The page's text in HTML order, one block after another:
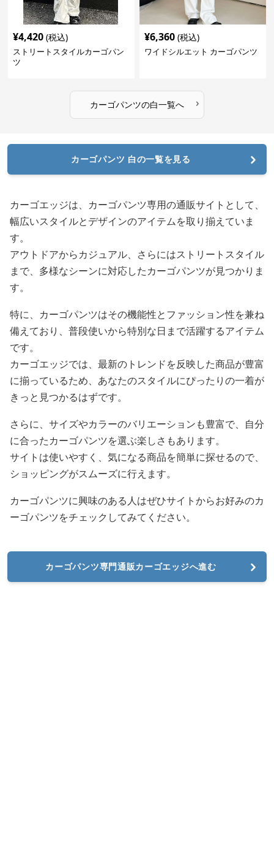
¥4,420 (税込)
ストリートスタイルカーゴパン
ツ
¥6,360 (税込)
ワイドシルエット カーゴパンツ
カーゴパンツの白一覧へ ›
カーゴパンツ 白の一覧を見る
カーゴエッジは、カーゴパンツ専用の通販サイトとして、
幅広いスタイルとデザインのアイテムを取り揃えていま
す。
アウトドアからカジュアル、さらにはストリートスタイル
まで、多様なシーンに対応したカーゴパンツが見つかりま
す。
特に、カーゴパンツはその機能性とファッション性を兼ね
備えており、普段使いから特別な日まで活躍するアイテム
です。
カーゴエッジでは、最新のトレンドを反映した商品が豊富
に揃っているため、あなたのスタイルにぴったりの一着が
きっと見つかるはずです。
さらに、サイズやカラーのバリエーションも豊富で、自分
に合ったカーゴパンツを選ぶ楽しさもあります。
サイトは使いやすく、気になる商品を簡単に探せるので、
ショッピングがスムーズに行えます。
カーゴパンツに興味のある人はぜひサイトからお好みのカ
ーゴパンツをチェックしてみてください。
カーゴパンツ専門通販カーゴエッジへ進む